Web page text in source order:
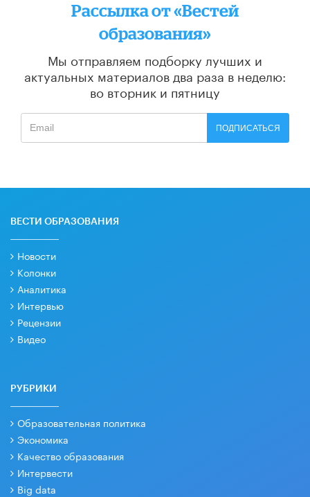
Рассылка от «Вестей
образования»
Мы отправляем подборку лучших и
актуальных материалов два раза в неделю:
во вторник и пятницу
ПОДПИСАТЬСЯ
ВЕСТИ ОБРАЗОВАНИЯ
Новости
Колонки
Аналитика
Интервью
Рецензии
Видео
РУБРИКИ
Образовательная политика
Экономика
Качество образования
Интервести
Big data